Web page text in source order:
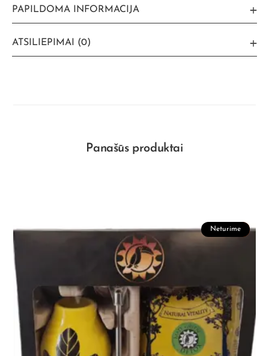
PAPILDOMA INFORMACIJA
ATSILIEPIMAI (0)
Panašūs produktai
Akcija!
Neturime